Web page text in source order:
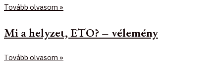
Tovább olvasom »
Mi a helyzet, ETO? – vélemény
Tovább olvasom »